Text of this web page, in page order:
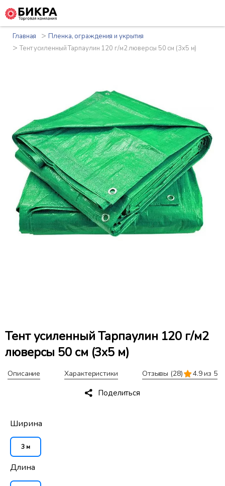
Главная >Пленка, ограждения и укрытия
>Тент усиленный Тарпаулин 120 г/м2 люверсы 50 см (3x5 м)
Тент усиленный Тарпаулин 120 г/м2
люверсы 50 см (3x5 м)
Описание Характеристики Отзывы (28) 4.9 из 5
Поделиться
Ширина
3 м
Длина